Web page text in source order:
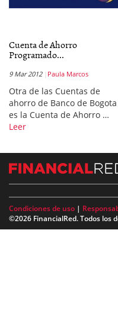
Cuenta de Ahorro
Programado...
9 Mar 2012 Paula Marcos
Otra de las Cuentas de
ahorro de Banco de Bogota
es la Cuenta de Ahorro …
Leer
Condiciones de uso |
©2026 FinancialRed. Todos los